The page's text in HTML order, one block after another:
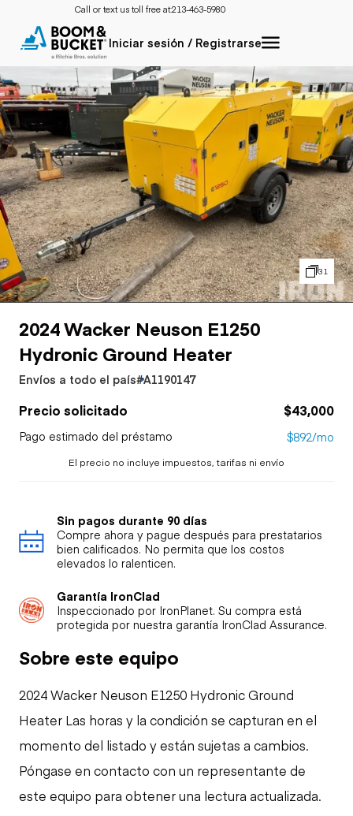
Call or text us toll free at:213-463-5980
Iniciar sesión / Registrarse
31
2024 Wacker Neuson E1250
Hydronic Ground Heater
Envíos a todo el país#A1190147
Precio solicitado $43,000
Pago estimado del préstamo $892/mo
El precio no incluye impuestos, tarifas ni envío
Sin pagos durante 90 días
Compre ahora y pague después para prestatarios
bien calificados. No permita que los costos
elevados lo ralenticen.
Garantía IronClad
Inspeccionado por IronPlanet. Su compra está
protegida por nuestra garantía IronClad Assurance.
Sobre este equipo
2024 Wacker Neuson E1250 Hydronic Ground
Heater Las horas y la condición se capturan en el
momento del listado y están sujetas a cambios.
Póngase en contacto con un representante de
este equipo para obtener una lectura actualizada.